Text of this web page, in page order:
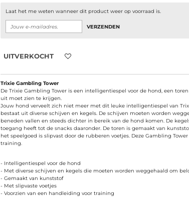
Laat het me weten wanneer dit product weer op voorraad is.
VERZENDEN
UITVERKOCHT
Trixie Gambling Tower
De Trixie Gambling Tower is een intelligentiespel voor de hond, een
uit moet zien te krijgen.
Jouw hond verveelt zich niet meer met dit leuke intelligentiespel van
bestaat uit diverse schijven en kegels. De schijven moeten worden
beneden vallen en steeds dichter in bereik van de hond komen. De
toegang heeft tot de snacks daaronder. De toren is gemaakt van
het speelgoed is slipvast door de rubberen voetjes. Deze Gambling
training.
- Intelligentiespel voor de hond
- Met diverse schijven en kegels die moeten worden weggehaald om
- Gemaakt van kunststof
- Met slipvaste voetjes
- Voorzien van een handleiding voor training